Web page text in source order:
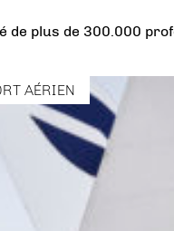
plus de 300.000
AÉRIEN